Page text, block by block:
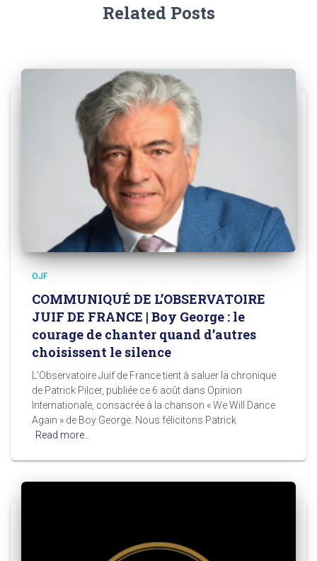
Related Posts
OJF
COMMUNIQUÉ DE L’OBSERVATOIRE
JUIF DE FRANCE | Boy George : le
courage de chanter quand d’autres
choisissent le silence
L’Observatoire Juif de France tient à saluer la chronique
de Patrick Pilcer, publiée ce 6 août dans Opinion
Internationale, consacrée à la chanson « We Will Dance
Again » de Boy George. Nous félicitons Patrick
Read more…